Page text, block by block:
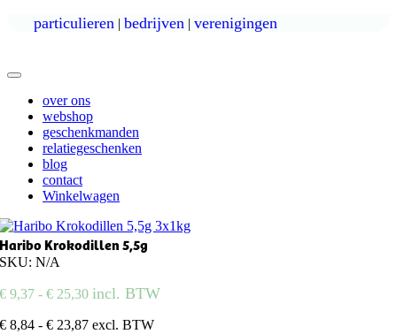
particulieren | bedrijven | verenigingen
Toggle
over ons
webshop
geschenkmanden
relatiegeschenken
blog
contact
Winkelwagen
Haribo Krokodillen 5,5g
SKU:N/A
€ 9,37 - € 25,30Prijsklasse:
tot
incl. BTW
€ 8,84 - € 23,87 excl. BTW